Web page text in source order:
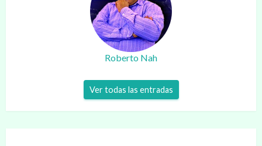
Roberto Nah
Ver todas las entradas